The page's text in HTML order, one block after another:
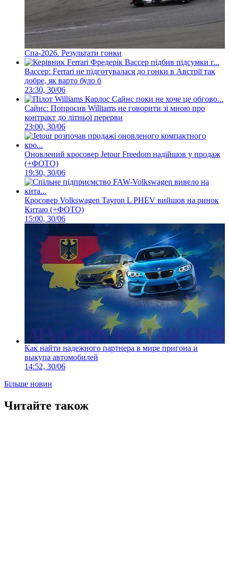
Спа-2026. Результати гонки
Вассер: Ferrari не підготувалася до гонки в Австрії так
добре, як варто було б
23:30, 30/06
Сайнс: Попросив Williams не говорити зі мною про
контракт до літньої перерви
23:00, 30/06
Оновлений кросовер Jetour Freedom надійшов у продаж
(+ФОТО)
19:30, 30/06
Кросовер Volkswagen Tayron L PHEV вийшов на ринок
Китаю (+ФОТО)
15:00, 30/06
Как найти надежного партнера в мире пригона и
выкупа автомобилей
14:52, 30/06
Більше новин
Читайте також